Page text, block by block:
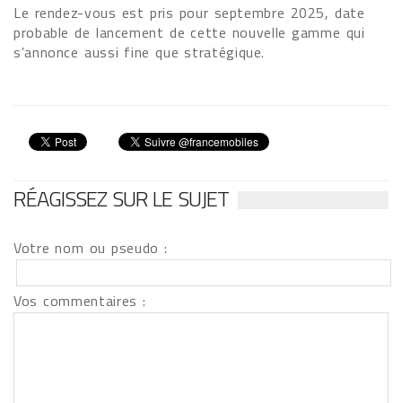
Le rendez-vous est pris pour septembre 2025, date
probable de lancement de cette nouvelle gamme qui
s’annonce aussi fine que stratégique.
RÉAGISSEZ SUR LE SUJET
Votre nom ou pseudo :
Vos commentaires :